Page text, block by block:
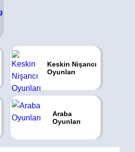
Keskin Nişancı
Oyunları
Araba
Oyunları